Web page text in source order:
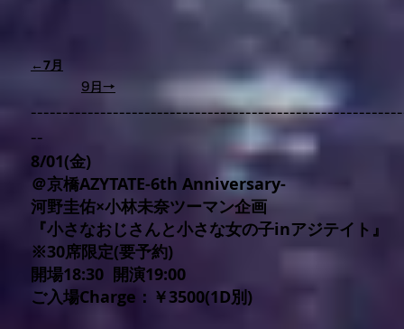
←7月
9月→
--
8/01(金)
＠京橋AZYTATE-6th Anniversary-
河野圭佑×小林未奈ツーマン企画
『小さなおじさんと小さな女の子inアジテイト』
※30席限定(要予約)
開場18:30 開演19:00
ご入場Charge：￥3500(1D別)